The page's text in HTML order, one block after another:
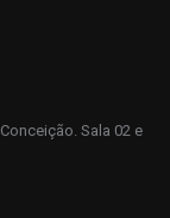
Sala 02 e